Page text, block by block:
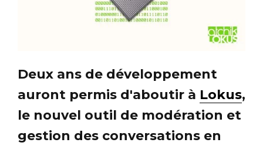
Deux ans de développement
auront permis d'aboutir à Lokus,
le nouvel outil de modération et
gestion des conversations en